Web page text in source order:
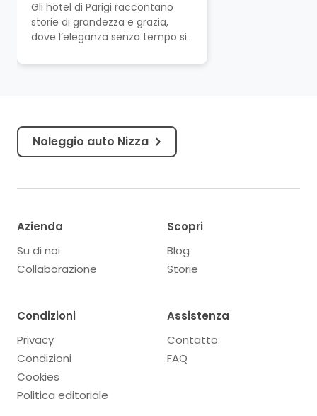
Gli hotel di Parigi raccontano
storie di grandezza e grazia,
dove l’eleganza senza tempo si
sotto le luci della città. Nel...
Noleggio auto Nizza
Azienda
Su di noi
Collaborazione
Scopri
Blog
Storie
Condizioni
Privacy
Condizioni
Cookies
Politica editoriale
Assistenza
Contatto
FAQ